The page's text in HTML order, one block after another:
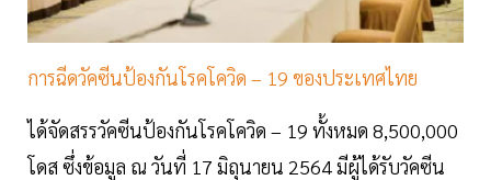
การฉีดวัคซีนป้องกันโรคโควิด – 19 ของประเทศไทย
ได้จัดสรรวัคซีนป้องกันโรคโควิด – 19 ทั้งหมด 8,500,000
โดส ซึ่งข้อมูล ณ วันที่ 17 มิถุนายน 2564 มีผู้ได้รับวัคซีน